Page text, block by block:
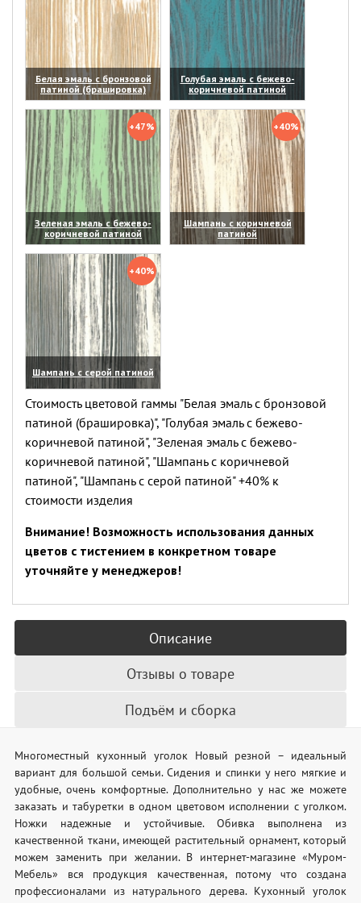
Белая эмаль с бронзовой
патиной (брашировка)
(увеличить)
Голубая эмаль с бежево-
коричневой патиной
(увеличить)
+47%
Зеленая эмаль с бежево-
коричневой патиной
(увеличить)
+40%
Шампань с коричневой
патиной
(увеличить)
+40%
Шампань с серой патиной
(увеличить)
Стоимость цветовой гаммы "Белая эмаль с бронзовой
патиной (брашировка)", "Голубая эмаль с бежево-
коричневой патиной", "Зеленая эмаль с бежево-
коричневой патиной", "Шампань с коричневой
патиной", "Шампань с серой патиной" +40% к
стоимости изделия
Внимание! Возможность использования данных
цветов с тистением в конкретном товаре
уточняйте у менеджеров!
Описание
Отзывы о товаре
Подъём и сборка
Многоместный кухонный уголок Новый резной – идеальный
вариант для большой семьи. Сидения и спинки у него мягкие и
удобные, очень комфортные. Дополнительно у нас же можете
заказать и табуретки в одном цветовом исполнении с уголком.
Ножки надежные и устойчивые. Обивка выполнена из
качественной ткани, имеющей растительный орнамент, который
можем заменить при желании. В интернет-магазине «Муром-
Мебель» вся продукция качественная, потому что создана
профессионалами из натурального дерева. Кухонный уголок